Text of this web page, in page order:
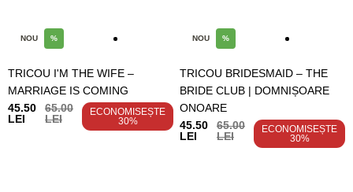
NOU %
TRICOU I'M THE WIFE –
MARRIAGE IS COMING
45.50
LEI
65.00
LEI
ECONOMISEȘTE
30%
NOU %
TRICOU BRIDESMAID – THE
BRIDE CLUB | DOMNIȘOARE
ONOARE
45.50
LEI
65.00
LEI
ECONOMISEȘTE
30%